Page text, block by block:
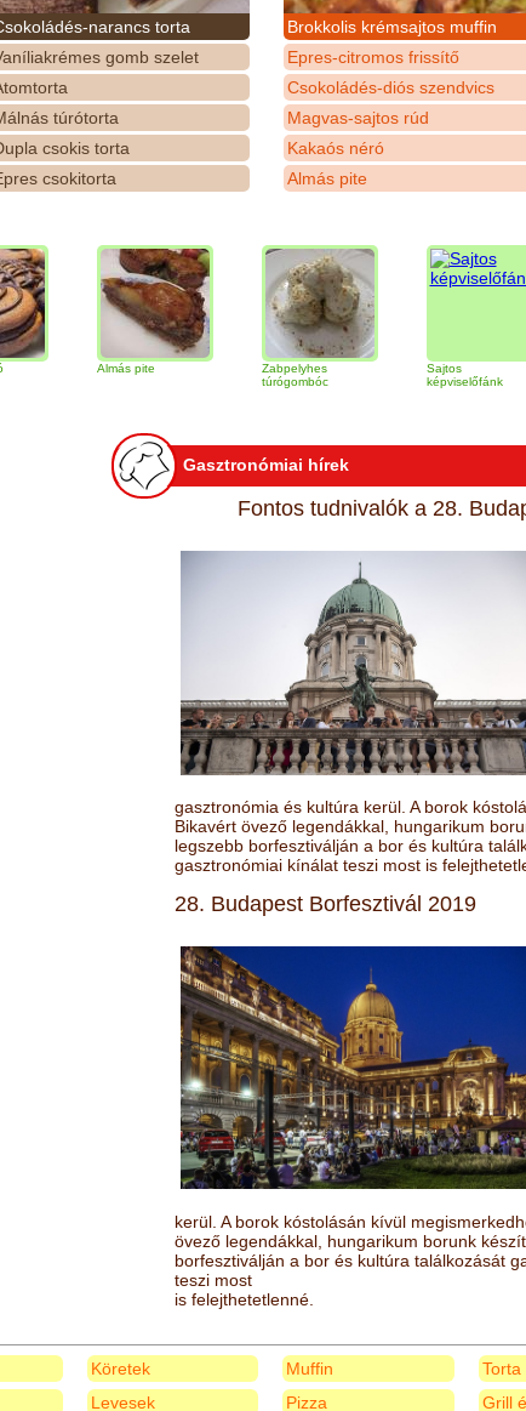
narancs torta
gomb szelet
túrótorta
csokis torta
csokitorta
Brokkolis krémsajtos muffin
Epres-citromos frissítő
Csokoládés-diós szendvics
Magvas-sajtos rúd
Kakaós néró
Almás pite
Zabpelyhes
túrógombóc
képviselőfánk
Gasztronómiai hírek
Fontos tudnivalók a 28.
gasztronómia és kultúra kerül. A borok
Bikavért övező legendákkal, hungarikum
legszebb borfesztiválján a bor és kultúra
gasztronómiai kínálat teszi most is
28. Budapest Borfesztivál 2019
kerül. A borok kóstolásán kívül
övező legendákkal, hungarikum borunk
borfesztiválján a bor és kultúra találkozását
teszi most
is felejthetetlenné.
Köretek
Levesek
Muffin
Pizza
Torta
Grill